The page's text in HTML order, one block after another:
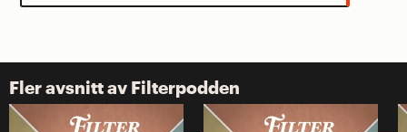
Fler avsnitt av Filterpodden